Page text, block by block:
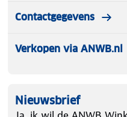
Contactgegevens
Verkopen via ANWB.nl
Nieuwsbrief